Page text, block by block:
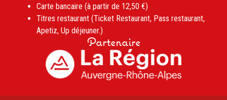
Carte bancaire (à partir de 12,50 €)
Titres restaurant (Ticket Restaurant, Pass restaurant,
Apetiz, Up déjeuner.)
Partenaire